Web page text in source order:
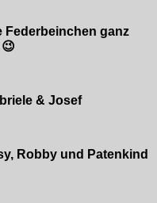
Federbeinchen ganz
& Josef
Robby und Patenkind